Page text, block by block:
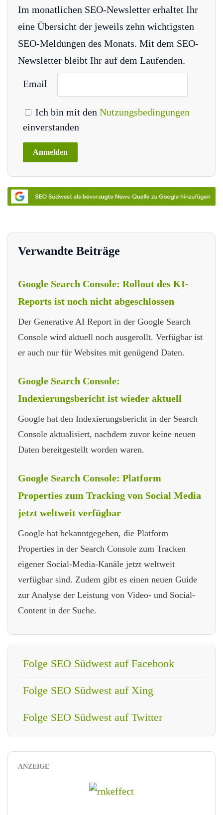
Im monatlichen SEO-Newsletter erhaltet Ihr
eine Übersicht der jeweils zehn wichtigsten
SEO-Meldungen des Monats. Mit dem SEO-
Newsletter bleibt Ihr auf dem Laufenden.
Email
Ich bin mit den Nutzungsbedingungen
einverstanden
Verwandte Beiträge
Google Search Console: Rollout des KI-
Reports ist noch nicht abgeschlossen
Der Generative AI Report in der Google Search
Console wird aktuell noch ausgerollt. Verfügbar ist
er auch nur für Websites mit genügend Daten.
Google Search Console:
Indexierungsbericht ist wieder aktuell
Google hat den Indexierungsbericht in der Search
Console aktualisiert, nachdem zuvor keine neuen
Daten bereitgestellt worden waren.
Google Search Console: Platform
Properties zum Tracking von Social Media
jetzt weltweit verfügbar
Google hat bekanntgegeben, die Platform
Properties in der Search Console zum Tracken
eigener Social-Media-Kanäle jetzt weltweit
verfügbar sind. Zudem gibt es einen neuen Guide
zur Analyse der Leistung von Video- und Social-
Content in der Suche.
Folge SEO Südwest auf Facebook
Folge SEO Südwest auf Xing
Folge SEO Südwest auf Twitter
ANZEIGE